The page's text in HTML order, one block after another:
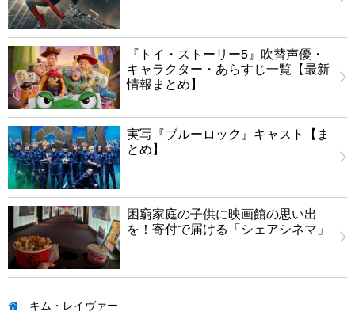
『トイ・ストーリー5』吹替声優・
キャラクター・あらすじ一覧【最新
情報まとめ】
実写『ブルーロック』キャスト【ま
とめ】
困窮家庭の子供に映画館の思い出
を！寄付で届ける「シェアシネマ」
キム・レイヴァー